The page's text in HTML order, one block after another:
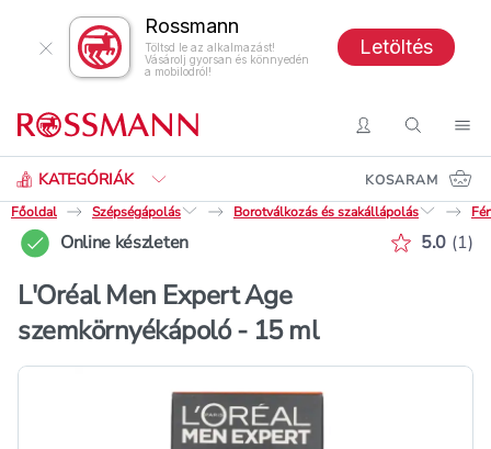
Rossmann
Töltsd le az alkalmazást!
Vásárolj gyorsan és könnyedén
a mobilodról!
Letöltés
BelépésKeresés
KATEGÓRIÁK
Keresés
KOSARAM
Főoldal
Szépségápolás Borotválkozás és szakállápolás
Online készleten 5.0 (1)
L'Oréal Men Expert Age
szemkörnyékápoló - 15 ml